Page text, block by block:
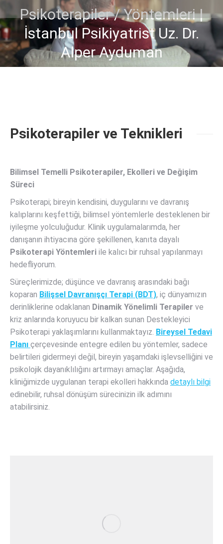
Psikoterapiler / Yöntemleri |
İstanbul Psikiyatrist Uz. Dr.
Alper Ayduman
You are here:
Psikoterapiler ve Teknikleri
Bilimsel Temelli Psikoterapiler, Ekolleri ve Değişim
Süreci
Psikoterapi; bireyin kendisini, duygularını ve davranış
kalıplarını keşfettiği, bilimsel yöntemlerle desteklenen bir
iyileşme yolculuğudur. Klinik uygulamalarımda, her
danışanın ihtiyacına göre şekillenen, kanıta dayalı
Psikoterapi Yöntemleri ile kalıcı bir ruhsal yapılanmayı
hedefliyorum.
Süreçlerimizde; düşünce ve davranış arasındaki bağı
koparan Bilişsel Davranışçı Terapi (BDT), iç dünyamızın
derinliklerine odaklanan Dinamik Yönelimli Terapiler ve
kriz anlarında koruyucu bir kalkan sunan Destekleyici
Psikoterapi yaklaşımlarını kullanmaktayız. Bireysel Tedavi
Planı çerçevesinde entegre edilen bu yöntemler, sadece
belirtileri gidermeyi değil, bireyin yaşamdaki işlevselliğini ve
psikolojik dayanıklılığını artırmayı amaçlar. Aşağıda,
kliniğimizde uygulanan terapi ekolleri hakkında detaylı bilgi
edinebilir, ruhsal dönüşüm sürecinizin ilk adımını
atabilirsiniz.